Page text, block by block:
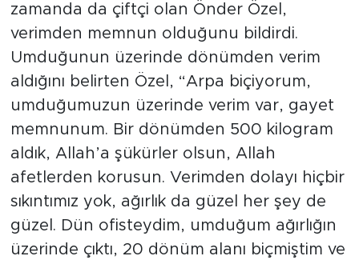
zamanda da çiftçi olan Önder Özel,
verimden memnun olduğunu bildirdi.
Umduğunun üzerinde dönümden verim
aldığını belirten Özel, “Arpa biçiyorum,
umduğumuzun üzerinde verim var, gayet
memnunum. Bir dönümden 500 kilogram
aldık, Allah’a şükürler olsun, Allah
afetlerden korusun. Verimden dolayı hiçbir
sıkıntımız yok, ağırlık da güzel her şey de
güzel. Dün ofisteydim, umduğum ağırlığın
üzerinde çıktı, 20 dönüm alanı biçmiştim ve